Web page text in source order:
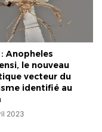
Anopheles
le nouveau
vecteur du
identifié au
2023